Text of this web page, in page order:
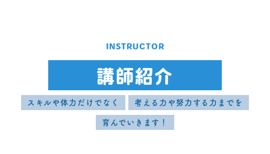
INSTRUCTOR
講師紹介
スキルや体力だけでなく 考える力や努力する力までを
育んでいきます！